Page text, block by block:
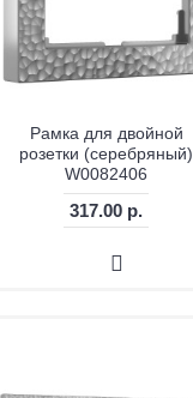
Рамка для двойной
розетки (серебряный)
W0082406
317.00 р.